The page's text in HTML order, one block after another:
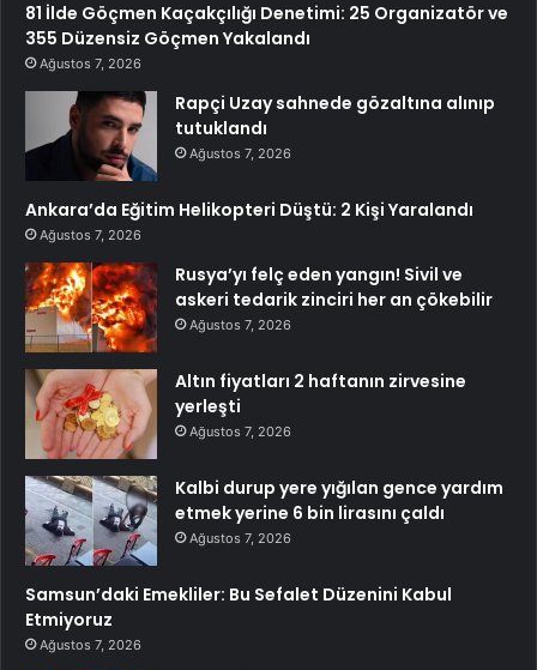
81 İlde Göçmen Kaçakçılığı Denetimi: 25 Organizatör ve
355 Düzensiz Göçmen Yakalandı
Ağustos 7, 2026
Rapçi Uzay sahnede gözaltına alınıp
tutuklandı
Ağustos 7, 2026
Ankara’da Eğitim Helikopteri Düştü: 2 Kişi Yaralandı
Ağustos 7, 2026
Rusya’yı felç eden yangın! Sivil ve
askeri tedarik zinciri her an çökebilir
Ağustos 7, 2026
Altın fiyatları 2 haftanın zirvesine
yerleşti
Ağustos 7, 2026
Kalbi durup yere yığılan gence yardım
etmek yerine 6 bin lirasını çaldı
Ağustos 7, 2026
Samsun’daki Emekliler: Bu Sefalet Düzenini Kabul
Etmiyoruz
Ağustos 7, 2026